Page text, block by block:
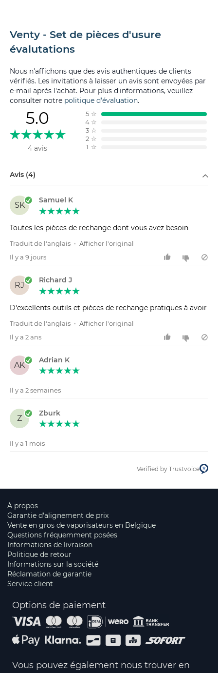
Venty - Set de pièces d'usure
évalutations
Nous n'affichons que des avis authentiques de clients
vérifiés. Les invitations à laisser un avis sont envoyées par
e-mail après l'achat. Pour plus d'informations, veuillez
consulter notre politique d'évaluation.
5.0
4 avis
5 ☆
4 ☆
3 ☆
2 ☆
1 ☆
Avis (4)
SK
Samuel K
Toutes les pièces de rechange dont vous avez besoin
Traduit de l'anglais • Afficher l'original
Il y a 9 jours
RJ
Richard J
D'excellents outils et pièces de rechange pratiques à avoir
Traduit de l'anglais • Afficher l'original
Il y a 2 ans
AK
Adrian K
Il y a 2 semaines
Z
Zburk
Il y a 1 mois
Verified by Trustvoice
À propos
Garantie d'alignement de prix
Vente en gros de vaporisateurs en Belgique
Questions fréquemment posées
Informations de livraison
Politique de retour
Informations sur la société
Réclamation de garantie
Service client
Options de paiement
Vous pouvez également nous trouver en